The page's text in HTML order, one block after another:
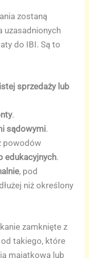
zostaną
uzasadnionych
do IBI. Są to
sprzedaży lub
.
sądowymi.
powodów
edukacyjnych.
, pod
niż określony
zamknięte z
takiego, które
majątkowa lub